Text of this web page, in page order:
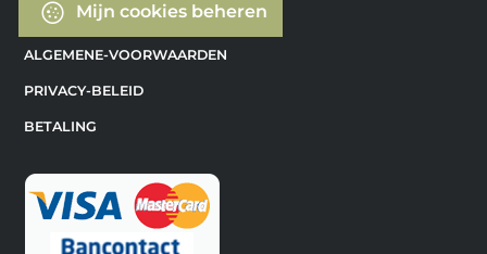
Mijn cookies beheren
ALGEMENE-VOORWAARDEN
PRIVACY-BELEID
BETALING